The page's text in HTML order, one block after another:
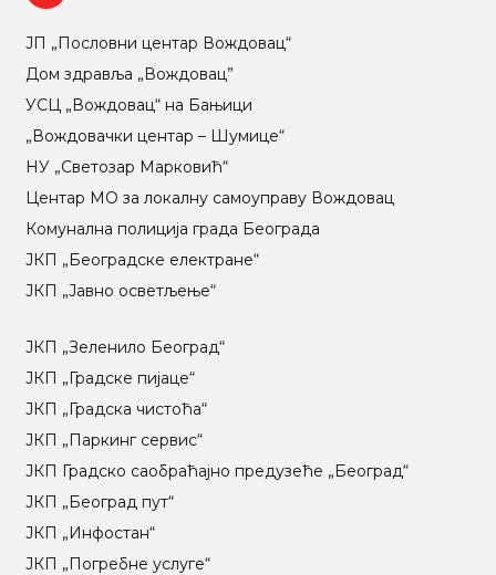
ЈП „Пословни центар Вождовац“
Дом здравља „Вождовац”
УСЦ „Вождовац“ на Бањици
„Вождовачки центар – Шумице“
НУ „Светозар Марковић“
Центар МO за локалну самоуправу Вождовац
Комунална полиција града Београда
ЈКП „Београдске електране“
ЈКП „Јавно осветљење“
ЈКП „Зеленило Београд“
ЈКП „Градске пијаце“
ЈКП „Градска чистоћа“
ЈКП „Паркинг сервис“
ЈКП Градско саобраћајно предузеће „Београд“
ЈКП „Београд пут“
ЈКП „Инфостан“
ЈКП „Погребне услуге“